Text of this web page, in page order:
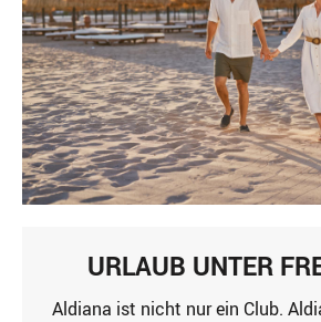
URLAUB UNTER
Aldiana ist nicht nur ein Club.